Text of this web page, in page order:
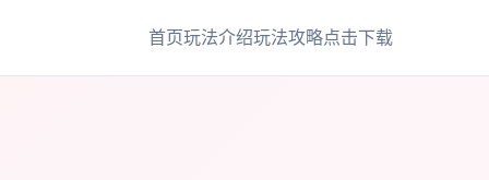
首页玩法介绍玩法攻略点击下载